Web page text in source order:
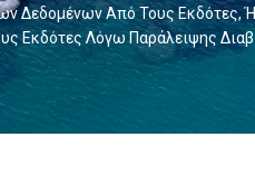
Δεδομένων Από Τους Εκδότες,
Εκδότες Λόγω Παράλειψης